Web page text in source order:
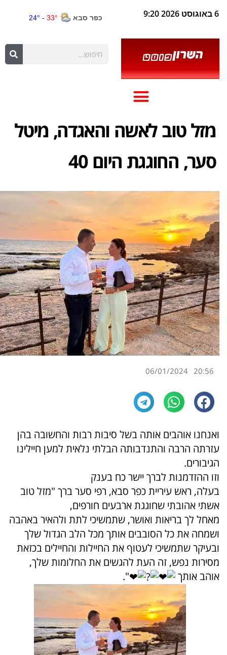
6 באוגוסט 2026 9:20
מזל טוב לאשה והאגדה, מיטל
סער, החוגגת היום 40
20:56
06/01/2024
ואנחנו אוהבים אותה בשל סיבות רבות והחשובה בהן
עזרתה הרבה והתנדבותה הבלתי נלאית למען חיילינו
הגיבורים.
וזו ההזדמנות לברך יישר כח בענק
בעלה, ראש עיריית כפר סבא, רפי סער ברך "מזל טוב
אשתי אהובתי שחוגגת ארבעים חורפים,
מאחל לך בריאות ואושר, שתמשיכי לתת ולהאיר באהבה
ושמחה את כל הסובבים אותך מכל הלב הגדול שלך
ובעיקר שתמשיכי לעטוף את החיילות והחיילים בכזאת
מסירות נפש, זה העת להגשים את החלומות שלך,
אוהב אותך
".